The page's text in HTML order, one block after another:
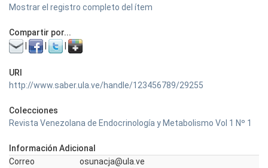
Mostrar el registro completo del ítem
Compartir por...
URI
http://www.saber.ula.ve/handle/123456789/29255
Colecciones
Revista Venezolana de Endocrinología y Metabolismo Vol 1 Nº 1
Información Adicional
Correo
osunacja@ula.ve